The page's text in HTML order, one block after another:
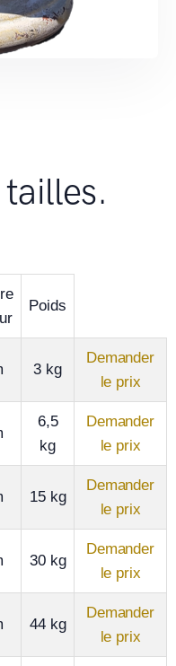
Poids
3 kg
Demander
le prix
6,5
kg
Demander
le prix
15 kg
Demander
le prix
30 kg
Demander
le prix
44 kg
Demander
le prix